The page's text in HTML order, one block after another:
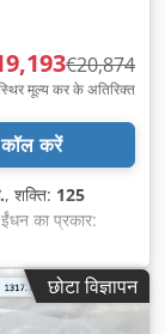
€20,874
मूल्य कर के अतिरिक्त
कॉल करें
, शक्ति: 125
का प्रकार:
इलेक्ट्रॉनिक
फिल्टर, केंद्रीय
छोटा विज्ञापन